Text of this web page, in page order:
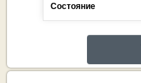
Состояние